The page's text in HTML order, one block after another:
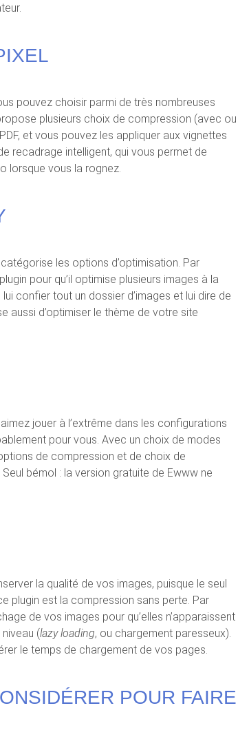
pouvez choisir parmi de très nombreuses
plusieurs choix de compression (avec ou
et vous pouvez les appliquer aux vignettes
recadrage intelligent, qui vous permet de
lorsque vous la rognez.
catégorise les options d’optimisation. Par
pour qu’il optimise plusieurs images à la
confier tout un dossier d’images et lui dire de
aussi d’optimiser le thème de votre site
jouer à l’extrême dans les configurations
pour vous. Avec un choix de modes
de compression et de choix de
bémol : la version gratuite de Ewww ne
la qualité de vos images, puisque le seul
plugin est la compression sans perte. Par
de vos images pour qu’elles n’apparaissent
niveau (lazy loading, ou chargement paresseux).
le temps de chargement de vos pages.
POUR FAIRE